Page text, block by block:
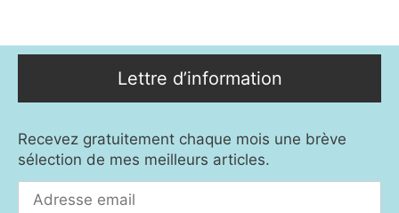
Lettre d’information
Recevez gratuitement chaque mois une brève
sélection de mes meilleurs articles.